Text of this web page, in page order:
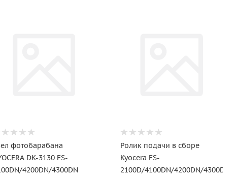
фотобарабана
DK-3130 FS-
4200DN/4300DN
Ролик подачи в сборе
Kyocera FS-
2100D/4100DN/4200DN/4300DN